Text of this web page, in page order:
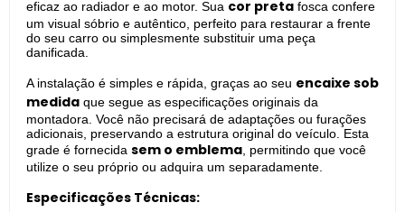
eficaz ao radiador e ao motor. Sua cor preta fosca confere
um visual sóbrio e autêntico, perfeito para restaurar a frente
do seu carro ou simplesmente substituir uma peça
danificada.
A instalação é simples e rápida, graças ao seu encaixe sob
medida que segue as especificações originais da
montadora. Você não precisará de adaptações ou furações
adicionais, preservando a estrutura original do veículo. Esta
grade é fornecida sem o emblema , permitindo que você
utilize o seu próprio ou adquira um separadamente.
Especificações Técnicas: